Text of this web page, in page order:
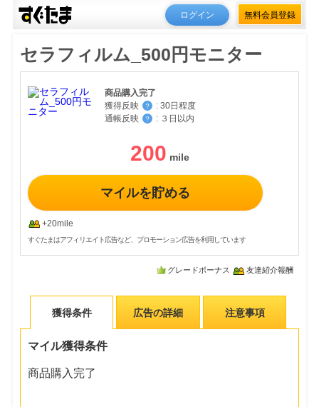
ログイン 無料会員登録
セラフィルム_500円モニター
商品購入完了
獲得反映
？ : 30日程度
通帳反映
？ : ３日以内
200
マイルを貯める
+20mile
すぐたまはアフィリエイト広告など、プロモーション広告を利用しています
グレードボーナス 友達紹介報酬
獲得条件 広告の詳細 注意事項
マイル獲得条件
商品購入完了